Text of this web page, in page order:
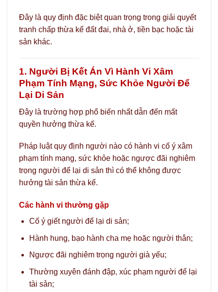
Đây là quy định đặc biệt quan trọng trong giải quyết
tranh chấp thừa kế đất đai, nhà ở, tiền bạc hoặc tài
sản khác.
1. Người Bị Kết Án Vì Hành Vi Xâm
Phạm Tính Mạng, Sức Khỏe Người Để
Lại Di Sản
Đây là trường hợp phổ biến nhất dẫn đến mất
quyền hưởng thừa kế.
Pháp luật quy định người nào có hành vi cố ý xâm
phạm tính mạng, sức khỏe hoặc ngược đãi nghiêm
trọng người để lại di sản thì có thể không được
hưởng tài sản thừa kế.
Các hành vi thường gặp
Cố ý giết người để lại di sản;
Hành hung, bạo hành cha mẹ hoặc người thân;
Ngược đãi nghiêm trọng người già yếu;
Thường xuyên đánh đập, xúc phạm người để lại
tài sản;